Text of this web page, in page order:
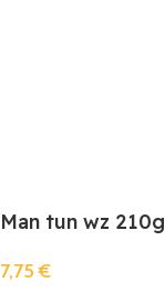
Man tun wz 210g
7,75€